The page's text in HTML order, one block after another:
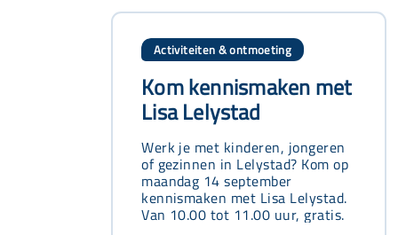
Activiteiten & ontmoeting
Kom kennismaken met
Lisa Lelystad
Werk je met kinderen, jongeren
of gezinnen in Lelystad? Kom op
maandag 14 september
kennismaken met Lisa Lelystad.
Van 10.00 tot 11.00 uur, gratis.